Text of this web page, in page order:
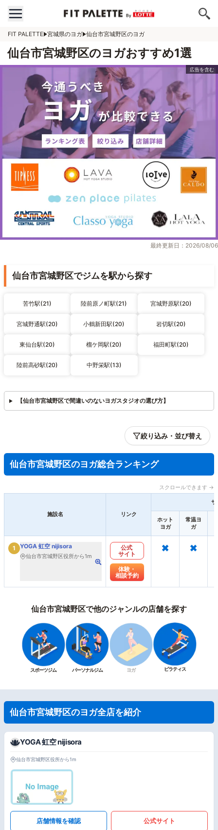
FIT PALETTE 宮城県のヨガ 仙台市宮城野区のヨガ
仙台市宮城野区のヨガおすすめ1選
最終更新日：2026/08/06
仙台市宮城野区でジムを駅から探す
苦竹駅(21) 陸前原ノ町駅(21) 宮城野原駅(20)
宮城野通駅(20) 小鶴新田駅(20) 岩切駅(20)
東仙台駅(20) 榴ケ岡駅(20) 福田町駅(20)
陸前高砂駅(20) 中野栄駅(13)
【仙台市宮城野区で間違いのないヨガスタジオの選び方】
絞り込み・並び替え
仙台市宮城野区のヨガ総合ランキング
スクロールできます →
施設名 リンク
サ
ホット
ヨガ
常温ヨ
ガ
1 YOGA 虹空 nijisora
仙台市宮城野区役所から1m
公式
サイト
体験・
相談予約
× ×
仙台市宮城野区で他のジャンルの店舗を探す
スポーツジム パーソナルジム ヨガ ピラティス
仙台市宮城野区のヨガ全店を紹介
YOGA 虹空 nijisora
仙台市宮城野区役所から1m
店舗情報を確認 公式サイト